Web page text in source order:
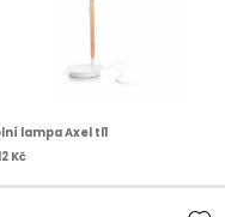
lampa Axel tl1
Kč